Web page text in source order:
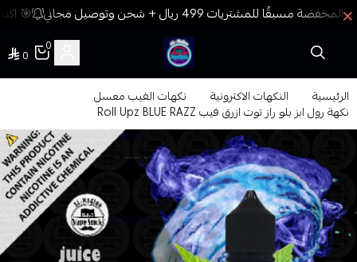
🎯
فيب المدينة
0
0
الرئيسية النكهات الاكترونية نكهات الفيب معسل
نكهة رول ابز بلو راز توت ازرق فيب Roll Upz BLUE RAZZ